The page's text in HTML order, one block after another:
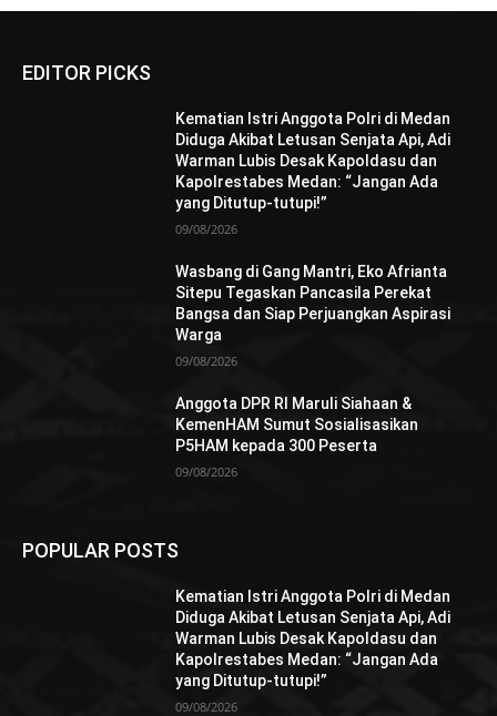
EDITOR PICKS
Kematian Istri Anggota Polri di Medan
Diduga Akibat Letusan Senjata Api, Adi
Warman Lubis Desak Kapoldasu dan
Kapolrestabes Medan: “Jangan Ada
yang Ditutup-tutupi!”
09/08/2026
Wasbang di Gang Mantri, Eko Afrianta
Sitepu Tegaskan Pancasila Perekat
Bangsa dan Siap Perjuangkan Aspirasi
Warga
09/08/2026
Anggota DPR RI Maruli Siahaan &
KemenHAM Sumut Sosialisasikan
P5HAM kepada 300 Peserta
09/08/2026
POPULAR POSTS
Kematian Istri Anggota Polri di Medan
Diduga Akibat Letusan Senjata Api, Adi
Warman Lubis Desak Kapoldasu dan
Kapolrestabes Medan: “Jangan Ada
yang Ditutup-tutupi!”
09/08/2026